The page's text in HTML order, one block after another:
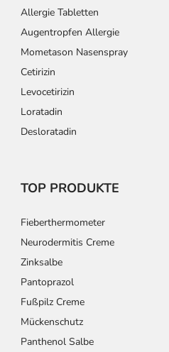
Allergie Tabletten
Augentropfen Allergie
Mometason Nasenspray
Cetirizin
Levocetirizin
Loratadin
Desloratadin
TOP PRODUKTE
Fieberthermometer
Neurodermitis Creme
Zinksalbe
Pantoprazol
Fußpilz Creme
Mückenschutz
Panthenol Salbe